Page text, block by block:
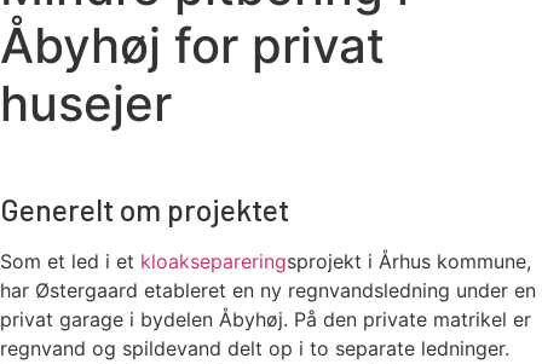
Åbyhøj for privat
husejer
Generelt om projektet
Som et led i et kloaksepareringsprojekt i Århus kommune,
har Østergaard etableret en ny regnvandsledning under en
privat garage i bydelen Åbyhøj. På den private matrikel er
regnvand og spildevand delt op i to separate ledninger.